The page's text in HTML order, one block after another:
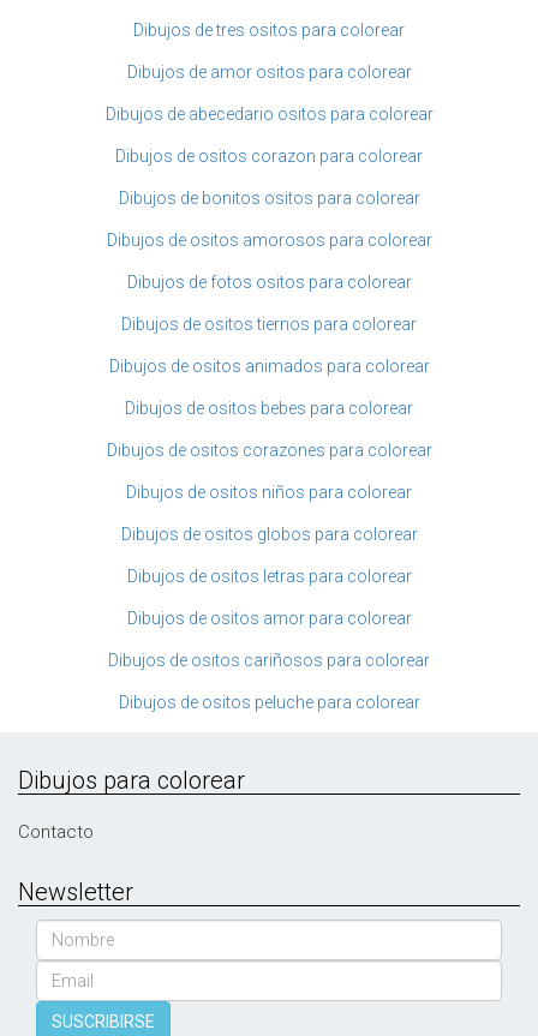
Dibujos de tres ositos para colorear
Dibujos de amor ositos para colorear
Dibujos de abecedario ositos para colorear
Dibujos de ositos corazon para colorear
Dibujos de bonitos ositos para colorear
Dibujos de ositos amorosos para colorear
Dibujos de fotos ositos para colorear
Dibujos de ositos tiernos para colorear
Dibujos de ositos animados para colorear
Dibujos de ositos bebes para colorear
Dibujos de ositos corazones para colorear
Dibujos de ositos niños para colorear
Dibujos de ositos globos para colorear
Dibujos de ositos letras para colorear
Dibujos de ositos amor para colorear
Dibujos de ositos cariñosos para colorear
Dibujos de ositos peluche para colorear
Dibujos para colorear
Contacto
Newsletter
Nombre
Email
SUSCRIBIRSE